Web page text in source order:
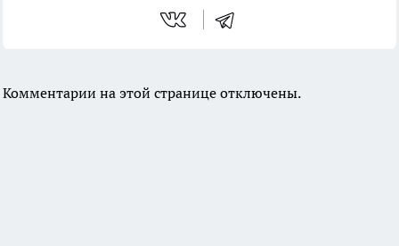
Комментарии на этой странице отключены.